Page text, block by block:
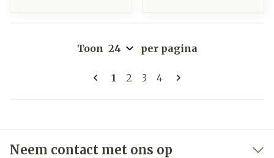
Pagina's
U lees momenteel pagina
1 Pagina
2 Pagina
3 Pagina
4
Toon per pagina
Neem contact met ons op